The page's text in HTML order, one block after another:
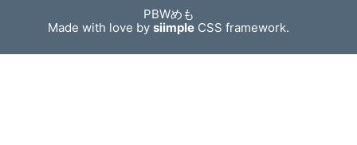
PBWめも
Made with love bysiimple CSS framework.